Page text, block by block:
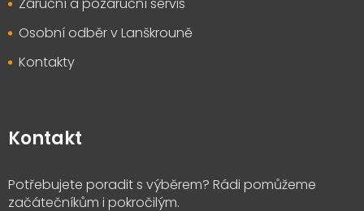
Záruční a pozáruční servis
Osobní odběr v Lanškrouně
Kontakty
Kontakt